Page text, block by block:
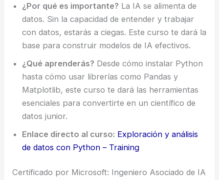
¿Por qué es importante? La IA se alimenta de
datos. Sin la capacidad de entender y trabajar
con datos, estarás a ciegas. Este curso te dará la
base para construir modelos de IA efectivos.
¿Qué aprenderás? Desde cómo instalar Python
hasta cómo usar librerías como Pandas y
Matplotlib, este curso te dará las herramientas
esenciales para convertirte en un científico de
datos junior.
Enlace directo al curso: Exploración y análisis
de datos con Python – Training
Certificado por Microsoft: Ingeniero Asociado de IA